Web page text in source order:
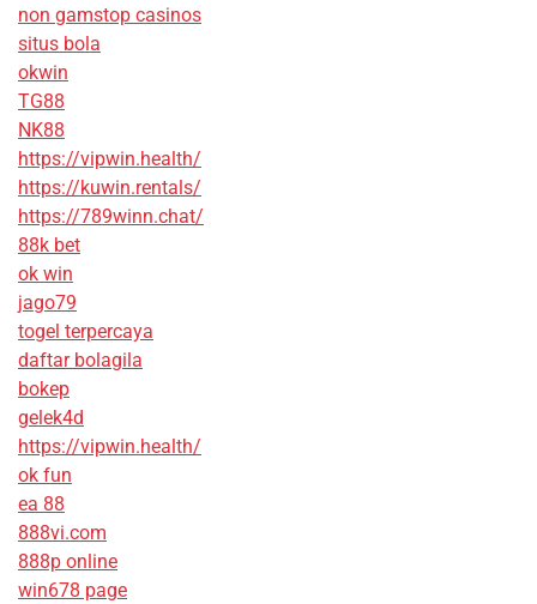
non gamstop casinos
situs bola
okwin
TG88
NK88
https://vipwin.health/
https://kuwin.rentals/
https://789winn.chat/
88k bet
ok win
jago79
togel terpercaya
daftar bolagila
bokep
gelek4d
https://vipwin.health/
ok fun
ea 88
888vi.com
888p online
win678 page